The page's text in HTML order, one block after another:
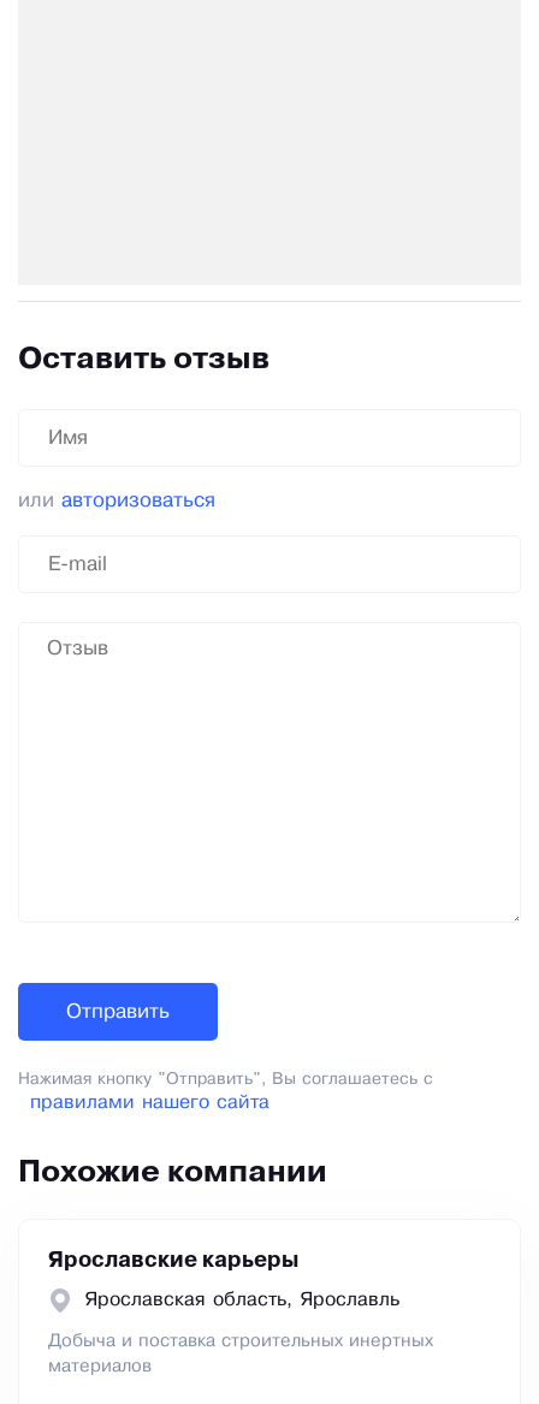
Оставить отзыв
или авторизоваться
Нажимая кнопку "Отправить", Вы соглашаетесь с
правилами нашего сайта
Похожие компании
Ярославские карьеры
Ярославская область, Ярославль
Добыча и поставка строительных инертных
материалов